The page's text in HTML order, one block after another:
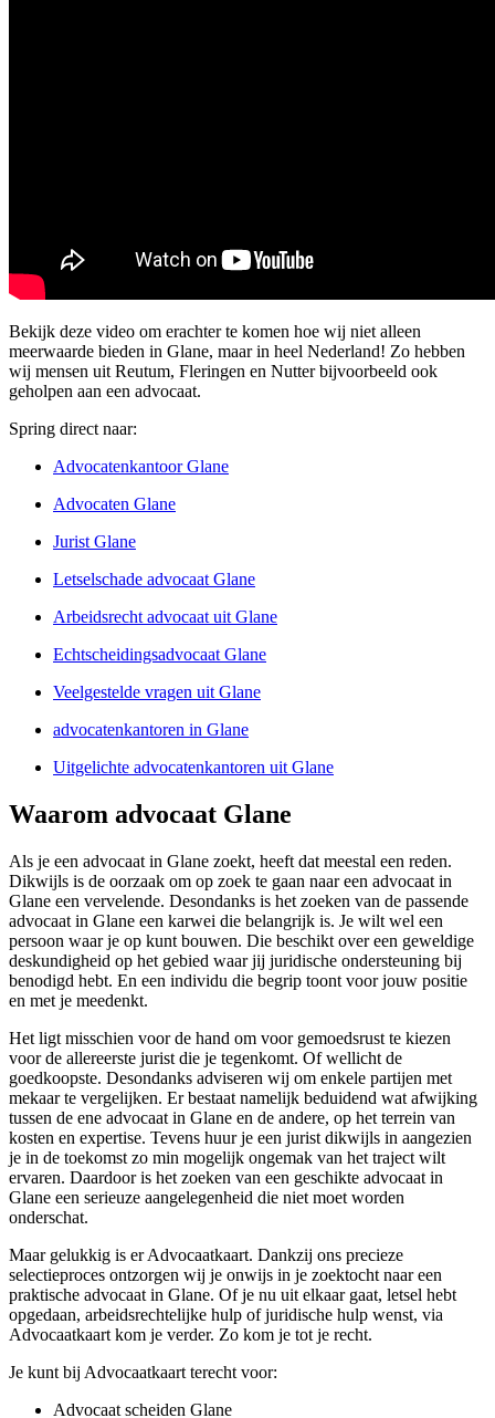
Bekijk deze video om erachter te komen hoe wij niet alleen
meerwaarde bieden in Glane, maar in heel Nederland! Zo hebben
wij mensen uit Reutum, Fleringen en Nutter bijvoorbeeld ook
geholpen aan een advocaat.
Spring direct naar:
Advocatenkantoor Glane
Advocaten Glane
Jurist Glane
Letselschade advocaat Glane
Arbeidsrecht advocaat uit Glane
Echtscheidingsadvocaat Glane
Veelgestelde vragen uit Glane
advocatenkantoren in Glane
Uitgelichte advocatenkantoren uit Glane
Waarom advocaat Glane
Als je een advocaat in Glane zoekt, heeft dat meestal een reden.
Dikwijls is de oorzaak om op zoek te gaan naar een advocaat in
Glane een vervelende. Desondanks is het zoeken van de passende
advocaat in Glane een karwei die belangrijk is. Je wilt wel een
persoon waar je op kunt bouwen. Die beschikt over een geweldige
deskundigheid op het gebied waar jij juridische ondersteuning bij
benodigd hebt. En een individu die begrip toont voor jouw positie
en met je meedenkt.
Het ligt misschien voor de hand om voor gemoedsrust te kiezen
voor de allereerste jurist die je tegenkomt. Of wellicht de
goedkoopste. Desondanks adviseren wij om enkele partijen met
mekaar te vergelijken. Er bestaat namelijk beduidend wat afwijking
tussen de ene advocaat in Glane en de andere, op het terrein van
kosten en expertise. Tevens huur je een jurist dikwijls in aangezien
je in de toekomst zo min mogelijk ongemak van het traject wilt
ervaren. Daardoor is het zoeken van een geschikte advocaat in
Glane een serieuze aangelegenheid die niet moet worden
onderschat.
Maar gelukkig is er Advocaatkaart. Dankzij ons precieze
selectieproces ontzorgen wij je onwijs in je zoektocht naar een
praktische advocaat in Glane. Of je nu uit elkaar gaat, letsel hebt
opgedaan, arbeidsrechtelijke hulp of juridische hulp wenst, via
Advocaatkaart kom je verder. Zo kom je tot je recht.
Je kunt bij Advocaatkaart terecht voor:
Advocaat scheiden Glane